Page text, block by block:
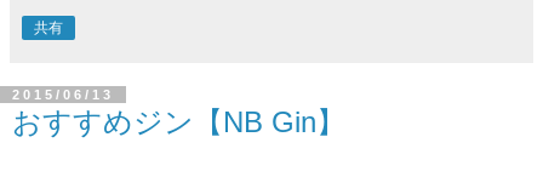
共有
2015/06/13
おすすめジン【NB Gin】